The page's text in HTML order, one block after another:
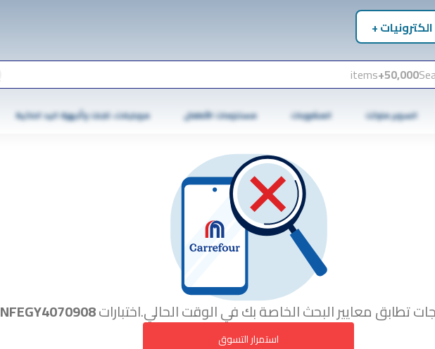
الكترونيات +
50,000+
items
السوبر ماركت المشروبات مستلزمات الأطفال موبايلات، تابلت وأجهزة اليد الذكية
تطابق معايير البحث الخاصة بك في الوقت الحالي.اختباراتNFEGY4070908
استمرار التسوق